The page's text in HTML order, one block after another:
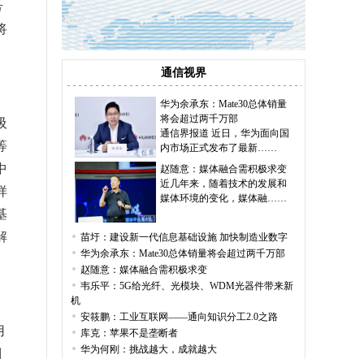
通信视界
华为余承东：Mate30总体销量
将会超过两千万部
通信界报道 近日，华为面向国
内市场正式发布了最新……
赵随意：媒体融合需积极求变
近几年来，随着技术的发展和
媒体环境的变化，媒体融……
苗圩：建设新一代信息基础设施 加快制造业数字
华为余承东：Mate30总体销量将会超过两千万部
赵随意：媒体融合需积极求变
韦乐平：5G给光纤、光模块、WDM光器件带来新
机
安筱鹏：工业互联网——通向知识分工2.0之路
库克：苹果不是垄断者
华为何刚：挑战越大，成就越大